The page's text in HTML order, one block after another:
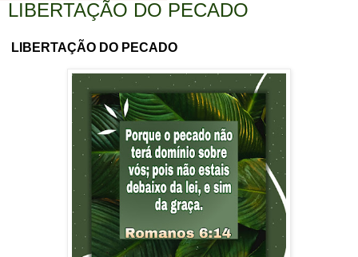
LIBERTAÇÃO DO PECADO
LIBERTAÇÃO DO PECADO